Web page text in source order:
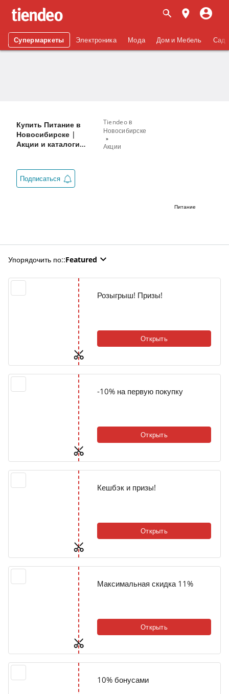
Супермаркеты Электроника Мода Дом и Мебель Сад
Питание
Tiendeo в
Новосибирске
Акции
Купить Питание в
Новосибирске |
Акции и каталоги
Подписаться
Упорядочить по::Featured
Розыгрыш! Призы!
Открыть
-10% на первую покупку
Открыть
Кешбэк и призы!
Открыть
Максимальная скидка 11%
Открыть
10% бонусами